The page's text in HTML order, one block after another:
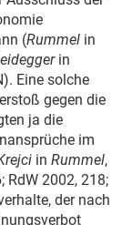
(Rummel in
in
Eine solche
gegen die
ja die
im
in Rummel,
RdW 2002, 218;
der nach